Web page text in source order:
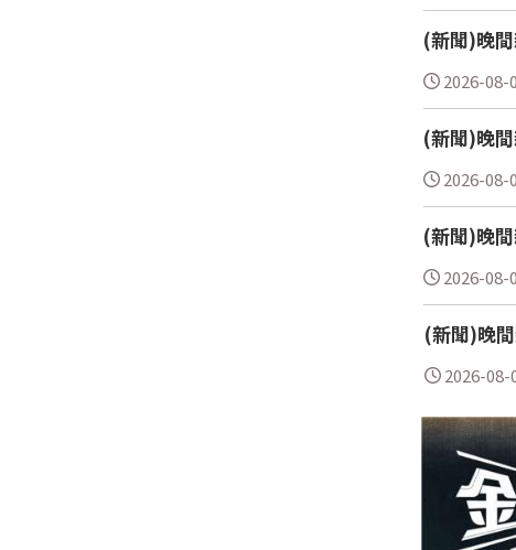
(新聞)晚
2026-08-
(新聞)晚
2026-08-
(新聞)晚
2026-08-
(新聞)晚
2026-08-